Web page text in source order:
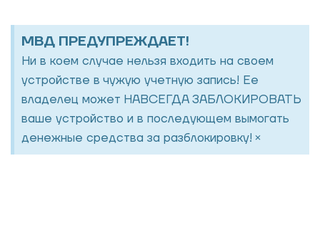
МВД ПРЕДУПРЕЖДАЕТ!
Ни в коем случае нельзя входить на своем
устройстве в чужую учетную запись! Ее
владелец может НАВСЕГДА ЗАБЛОКИРОВАТЬ
ваше устройство и в последующем вымогать
денежные средства за разблокировку! ×